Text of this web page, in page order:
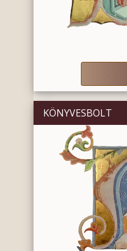
KÖNYVESBOLT